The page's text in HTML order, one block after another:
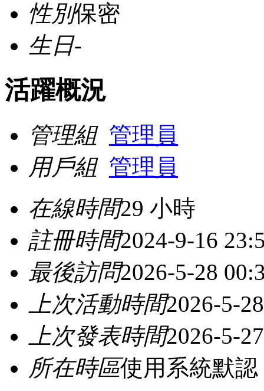
性別保密
生日-
活躍概況
管理組 管理員
用戶組 管理員
在線時間29 小時
註冊時間2024-9-16
最後訪問2026-5-28
上次活動時間2026-5-
上次發表時間2026-5-
所在時區使用系統默認